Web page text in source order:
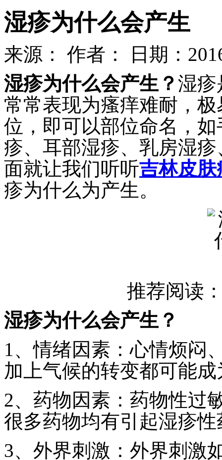
湿疹为什么会产生
来源： 作者：
日期：
湿疹为什么会产生？ 湿疹
常常表现为瘙痒难耐，
位，即可以部位命名，
疹、耳部湿疹、乳房湿
面就让我们听听吉林皮
疹为什么为产生。
推荐阅读
湿疹为什么会产生？
1、情绪因素：心情烦闷
加上气候的转变都可能
2、药物因素：药物性过
很多药物均有引起湿疹
3、外界刺激：外界刺激